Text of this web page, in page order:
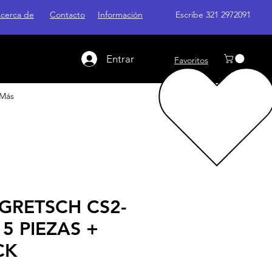
de Contacto Información Escribe 321 2972091
Entrar Favoritos
Más
CS2-
PIEZAS +